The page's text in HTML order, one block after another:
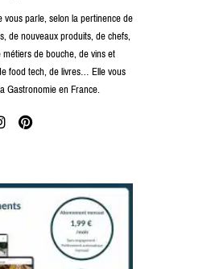
parle, selon la pertinence de
de nouveaux produits, de chefs,
de bouche, de vins et
food tech, de livres… Elle vous
Gastronomie en France.